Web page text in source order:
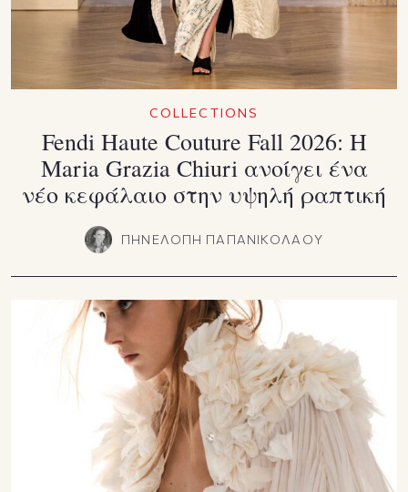
COLLECTIONS
Fendi Haute Couture Fall 2026: Η
Maria Grazia Chiuri ανοίγει ένα
νέο κεφάλαιο στην υψηλή ραπτική
ΠΗΝΕΛΟΠΗ ΠΑΠΑΝΙΚΟΛΑΟΥ